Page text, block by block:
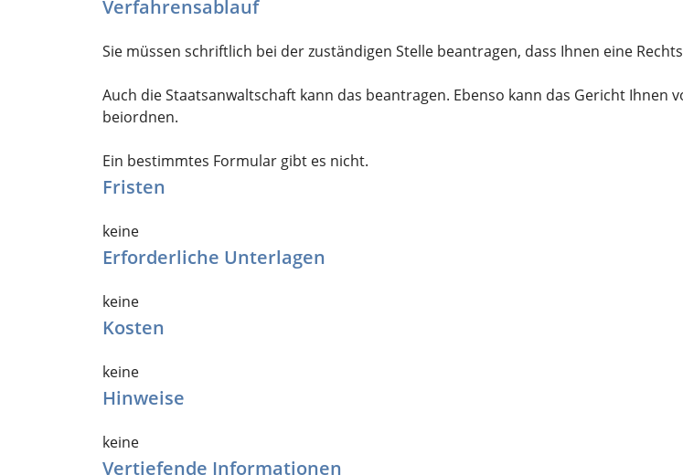
Verfahrensablauf
Sie müssen schriftlich bei der zuständigen Stelle beantragen, dass Ihnen eine
Auch die Staatsanwaltschaft kann das beantragen. Ebenso kann das Gericht Ihnen
beiordnen.
Ein bestimmtes Formular gibt es nicht.
Fristen
keine
Erforderliche Unterlagen
keine
Kosten
keine
Hinweise
keine
Vertiefende Informationen